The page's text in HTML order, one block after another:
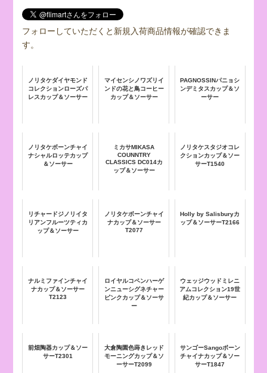
フォローしていただくと新規入荷商品情報が確認できま
す。
ノリタケダイヤモンド
コレクションローズパ
レスカップ＆ソーサー
マイセンシノワズリイ
ンドの花と鳥コーヒー
カップ＆ソーサー
PAGNOSSINパニョシ
ンデミタスカップ＆ソ
ーサー
ノリタケボーンチャイ
ナシャルロッテカップ
＆ソーサー
ミカサMIKASA
COUNNTRY
CLASSICS DC014カ
ップ＆ソーサー
ノリタケスタジオコレ
クションカップ＆ソー
サーT1540
リチャードジノリイタ
リアンフルーツティカ
ップ＆ソーサー
ノリタケボーンチャイ
ナカップ＆ソーサー
T2077
Holly by Salisburyカ
ップ＆ソーサーT2166
ナルミファインチャイ
ナカップ＆ソーサー
T2123
ロイヤルコペンハーゲ
ンニューシグネチャー
ピンクカップ＆ソーサ
ー
ウェッジウッドミレニ
アムコレクション19世
紀カップ＆ソーサー
前畑陶器カップ＆ソー
サーT2301
大倉陶園色蒔きレッド
モーニングカップ＆ソ
ーサーT2099
サンゴーSangoボーン
チャイナカップ＆ソー
サーT1847